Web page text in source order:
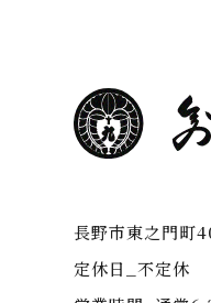
長野市東之門町
定休日_不定休